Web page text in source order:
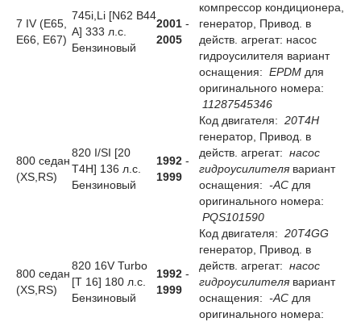
7 IV (E65,
E66, E67)
745i,Li [N62 B44
A] 333 л.с.
Бензиновый
2001 -
2005
компрессор кондиционера,
генератор, Привод. в
действ. агрегат: насос
гидроусилителя вариант
оснащения: EPDM для
оригинального номера:
11287545346
800 седан
(XS,RS)
820 I/SI [20
T4H] 136 л.с.
Бензиновый
1992 -
1999
Код двигателя: 20T4H
генератор, Привод. в
действ. агрегат: насос
гидроусилителя вариант
оснащения: -AC для
оригинального номера:
PQS101590
800 седан
(XS,RS)
820 16V Turbo
[T 16] 180 л.с.
Бензиновый
1992 -
1999
Код двигателя: 20T4GG
генератор, Привод. в
действ. агрегат: насос
гидроусилителя вариант
оснащения: -AC для
оригинального номера: